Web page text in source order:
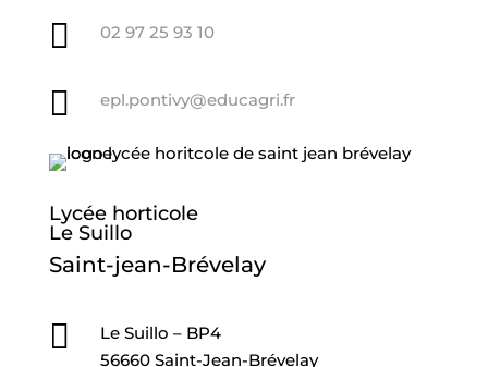
 02 97 25 93 10
 epl.pontivy@educagri.fr
Lycée horticole
Le Suillo
Saint-jean-Brévelay

Le Suillo – BP4
56660 Saint-Jean-Brévelay